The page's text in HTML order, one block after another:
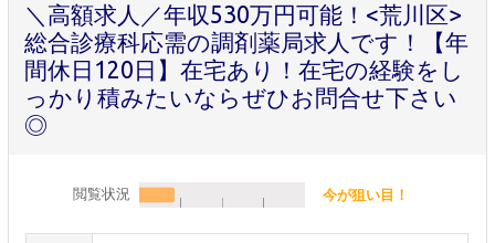
＼高額求人／年収530万円可能！<荒川区>
総合診療科応需の調剤薬局求人です！【年
間休日120日】在宅あり！在宅の経験をし
っかり積みたいならぜひお問合せ下さい
◎
閲覧状況 今が狙い目！